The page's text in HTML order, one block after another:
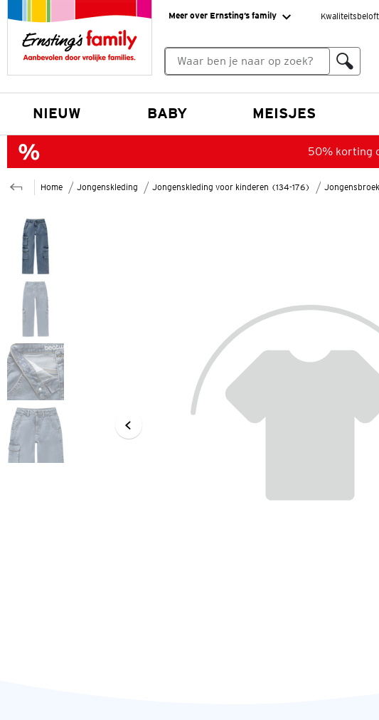
Meer over Ernsting’s family
NIEUW BABY MEISJES
50% korting
Home Jongenskleding Jongenskleding voor kinderen (134-176) Jongensbroek